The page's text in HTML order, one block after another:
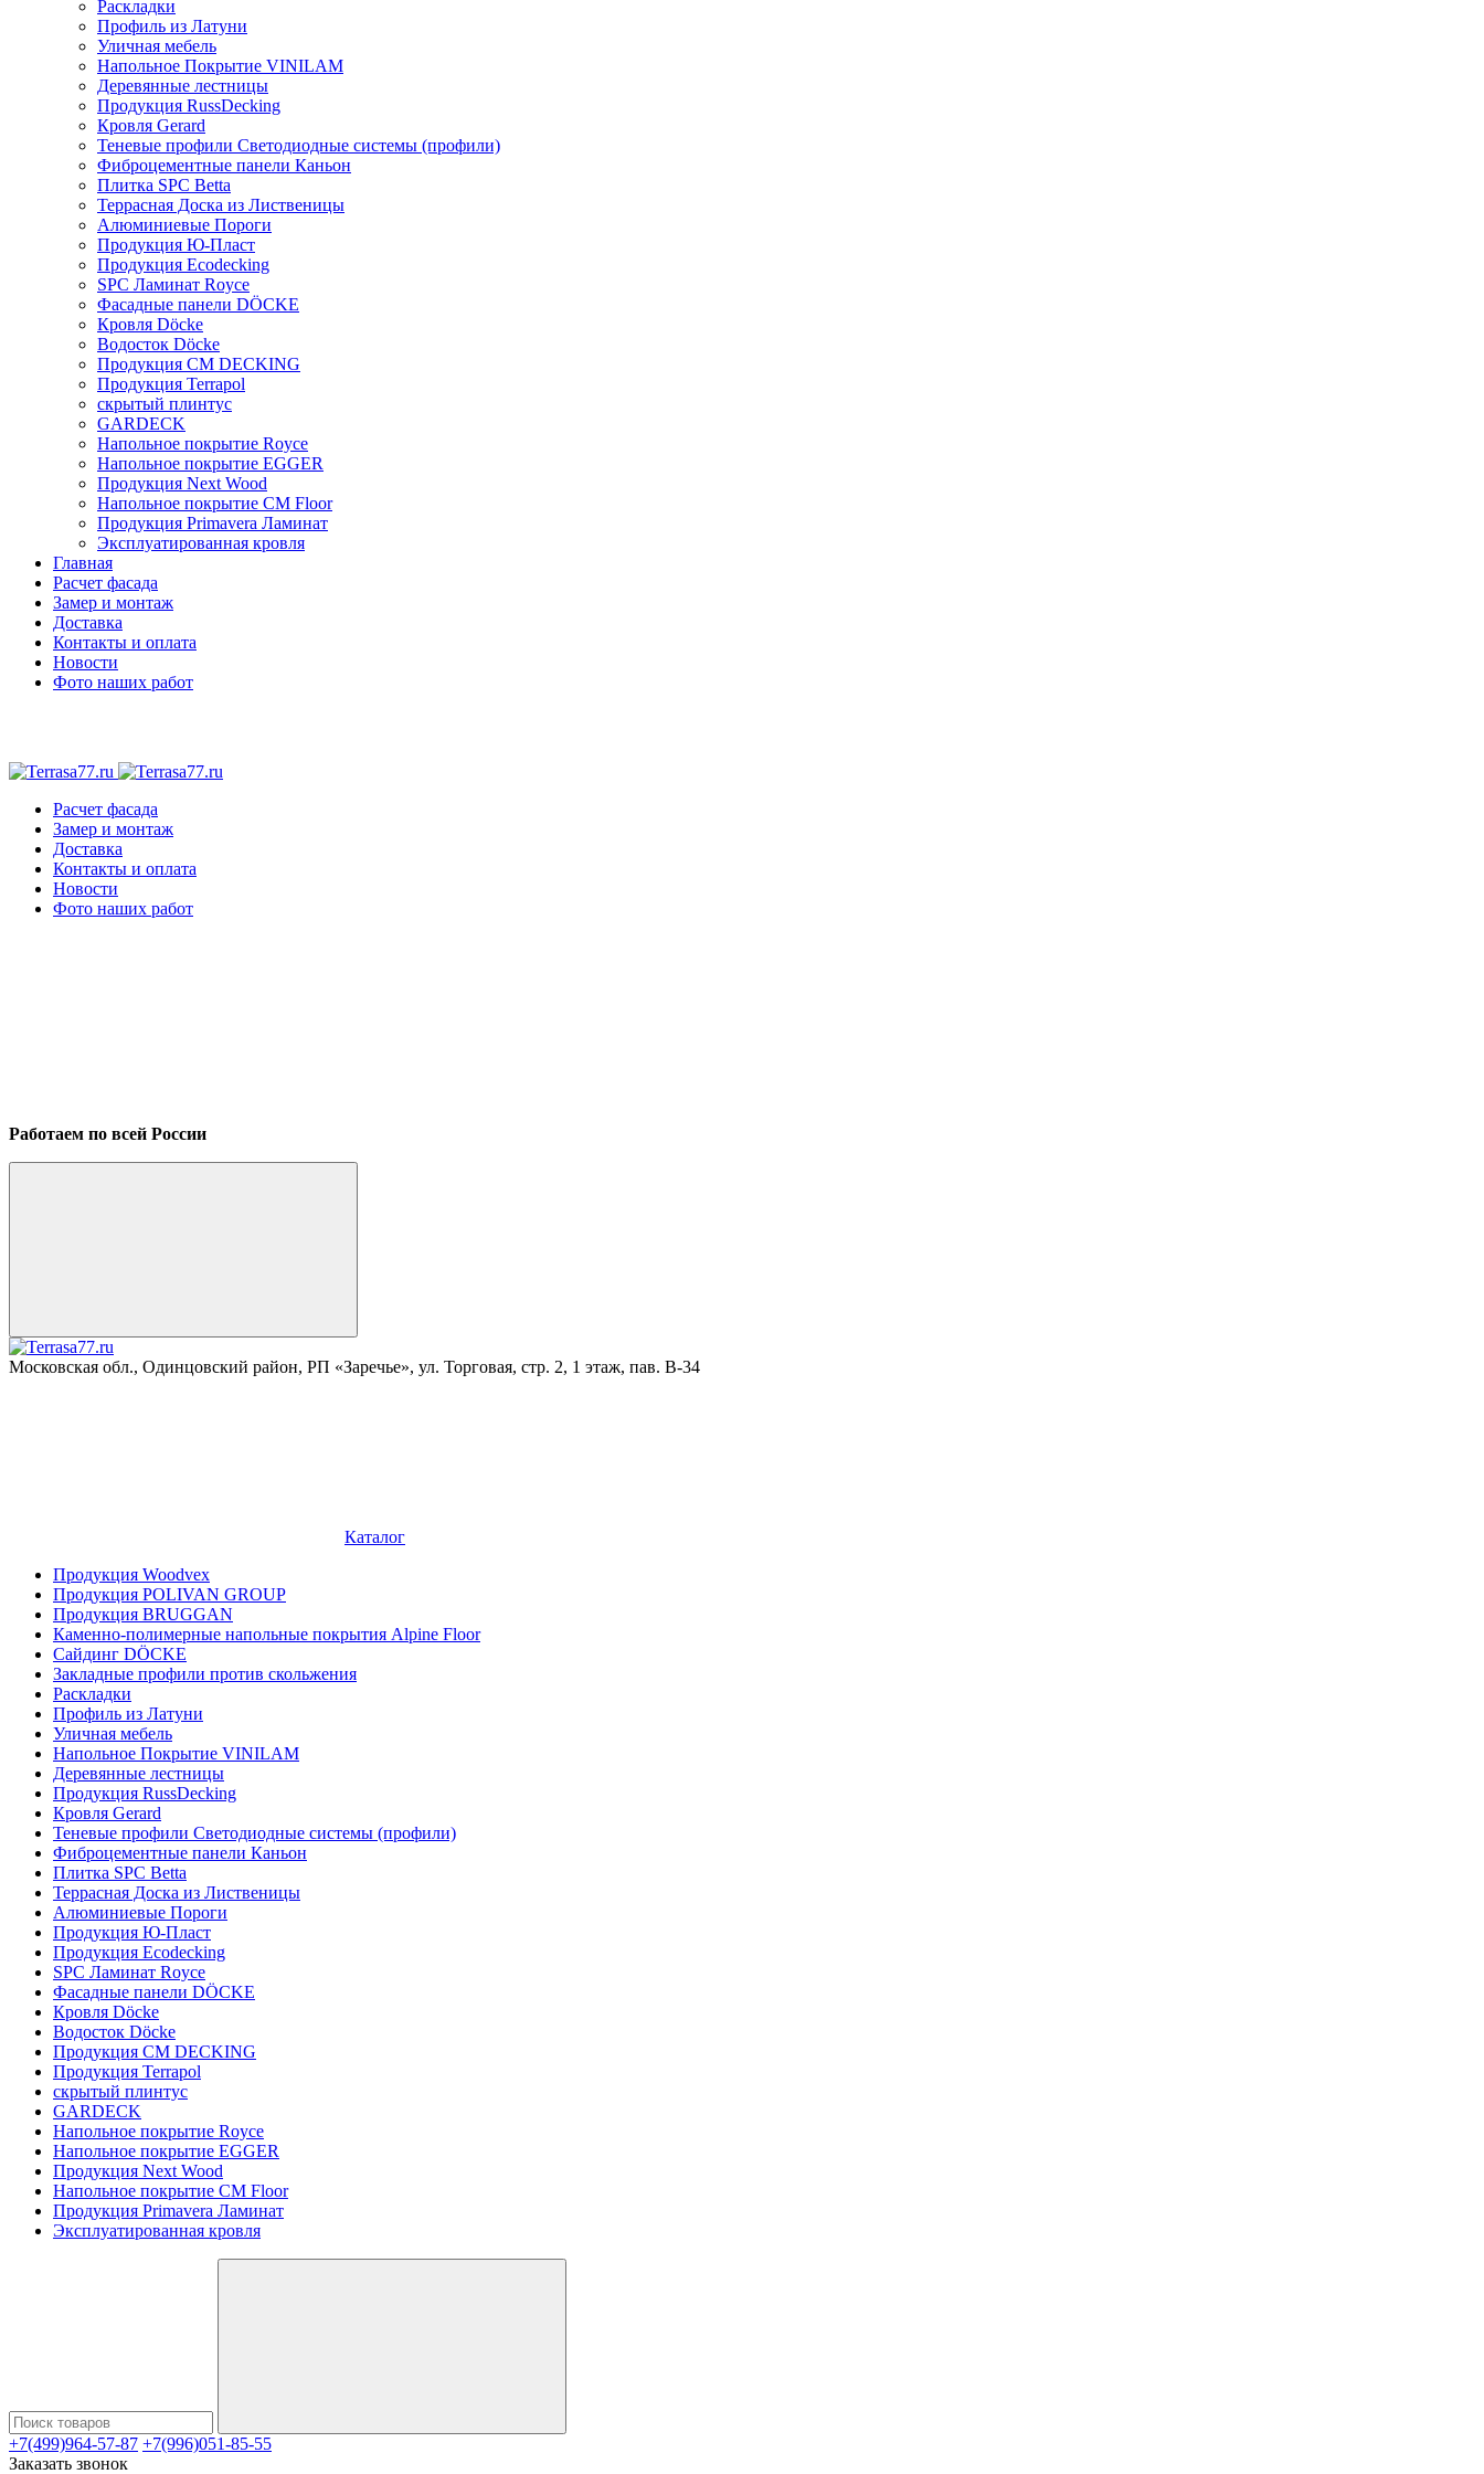
Раскладки
Профиль из Латуни
Уличная мебель
Напольное Покрытие VINILAM
Деревянные лестницы
Продукция RussDecking
Кровля Gerard
Теневые профили Светодиодные системы (профили)
Фиброцементные панели Каньон
Плитка SPC Betta
Террасная Доска из Лиственицы
Алюминиевые Пороги
Продукция Ю-Пласт
Продукция Ecodecking
SPC Ламинат Royce
Фасадные панели DÖCKE
Кровля Döcke
Водосток Döcke
Продукция CM DECKING
Продукция Terrapol
скрытый плинтус
GARDECK
Напольное покрытие Royce
Напольное покрытие EGGER
Продукция Next Wood
Напольное покрытие CM Floor
Продукция Primavera Ламинат
Эксплуатированная кровля
Главная
Расчет фасада
Замер и монтаж
Доставка
Контакты и оплата
Новости
Фото наших работ
Расчет фасада
Замер и монтаж
Доставка
Контакты и оплата
Новости
Фото наших работ
Работаем по всей России
Московская обл., Одинцовский район, РП «Заречье», ул. Торговая, стр. 2, 1 этаж, пав. B-34
Каталог
Продукция Woodvex
Продукция POLIVAN GROUP
Продукция BRUGGAN
Каменно-полимерные напольные покрытия Alpine Floor
Сайдинг DÖCKE
Закладные профили против скольжения
Раскладки
Профиль из Латуни
Уличная мебель
Напольное Покрытие VINILAM
Деревянные лестницы
Продукция RussDecking
Кровля Gerard
Теневые профили Светодиодные системы (профили)
Фиброцементные панели Каньон
Плитка SPC Betta
Террасная Доска из Лиственицы
Алюминиевые Пороги
Продукция Ю-Пласт
Продукция Ecodecking
SPC Ламинат Royce
Фасадные панели DÖCKE
Кровля Döcke
Водосток Döcke
Продукция CM DECKING
Продукция Terrapol
скрытый плинтус
GARDECK
Напольное покрытие Royce
Напольное покрытие EGGER
Продукция Next Wood
Напольное покрытие CM Floor
Продукция Primavera Ламинат
Эксплуатированная кровля
+7(499)964-57-87 +7(996)051-85-55
Заказать звонок